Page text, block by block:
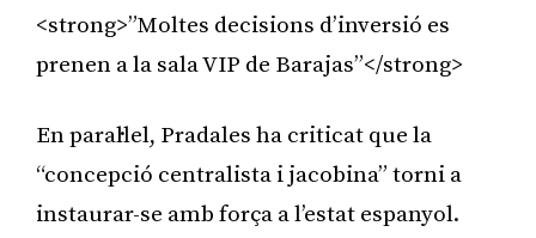
<strong>”Moltes decisions d’inversió es
prenen a la sala VIP de Barajas”</strong>
En paral·lel, Pradales ha criticat que la
“concepció centralista i jacobina” torni a
instaurar-se amb força a l’estat espanyol.